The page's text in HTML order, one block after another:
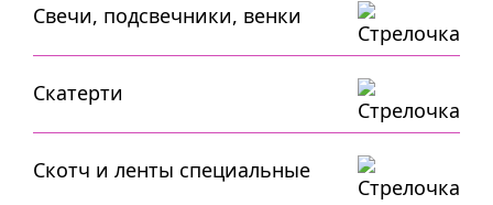
Свечи, подсвечники, венки
Скатерти
Скотч и ленты специальные